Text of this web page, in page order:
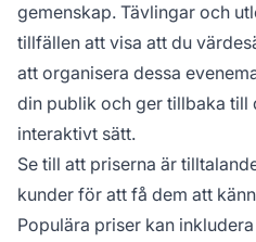
gemenskap. Tävlingar och
tillfällen att visa att du
att organisera dessa
din publik och ger tillbaka till
interaktivt sätt.
Se till att priserna är
kunder för att få dem att
Populära priser kan